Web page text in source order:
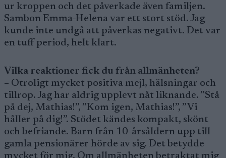
ur kroppen och det påverkade även familjen.
Sambon Emma-Helena var ett stort stöd. Jag
kunde inte undgå att påverkas negativt. Det var
en tuff period, helt klart.
Vilka reaktioner fick du från allmänheten?
– Otroligt mycket positiva mejl, hälsningar och
tillrop. Jag har aldrig upplevt nåt liknande. ”Stå
på dej, Mathias!”, ”Kom igen, Mathias!”, ”Vi
håller på dig!”. Stödet kändes kompakt, skönt
och befriande. Barn från 10-årsåldern upp till
gamla pensionärer hörde av sig. Det betydde
mycket för mig. Om allmänheten betraktat mig